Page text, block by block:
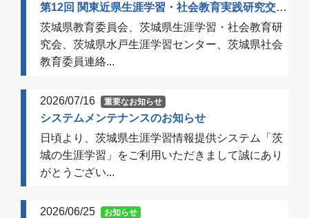
第12回 関東近県生涯学習・社会教育実践研究交流会 開催のご案内（一次案内）
茨城県教育委員会、茨城県生涯学習・社会教育研
究会、茨城県水戸生涯学習センター、茨城県社会
教育委員連絡...
2026/07/16 重要なお知らせ
システムメンテナンスのお知らせ
日頃より、茨城県生涯学習情報提供システム「茨
城の生涯学習」をご利用いただきまして誠にあり
がとうござい...
2026/06/25 お知らせ